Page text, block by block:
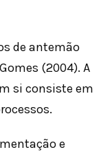
de antemão
(2004). A
si consiste em
e